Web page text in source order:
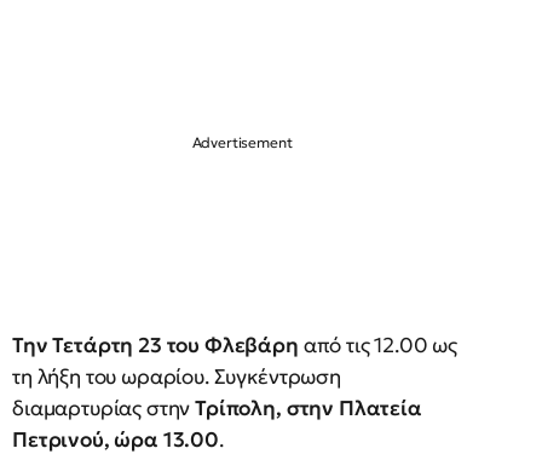
Την Τετάρτη 23 του Φλεβάρη από τις 12.00 ως
τη λήξη του ωραρίου. Συγκέντρωση
διαμαρτυρίας στηνΤρίπολη, στην Πλατεία
Πετρινού, ώρα 13.00.